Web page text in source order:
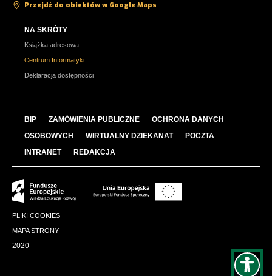
Przejdź do obiektów w Google Maps
NA SKRÓTY
Książka adresowa
Centrum Informatyki
Deklaracja dostępności
BIP ZAMÓWIENIA PUBLICZNE
OCHRONA DANYCH
OSOBOWYCH
WIRTUALNY DZIEKANAT
POCZTA
INTRANET
REDAKCJA
PLIKI COOKIES
MAPA STRONY
2020